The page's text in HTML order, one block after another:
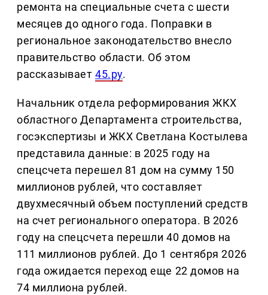
ремонта на специальные счета с шести
месяцев до одного года. Поправки в
региональное законодательство внесло
правительство области. Об этом
рассказывает45.ру.
Начальник отдела реформирования ЖКХ
областного Департамента строительства,
госэкспертизы и ЖКХ Светлана Костылева
представила данные: в 2025 году на
спецсчета перешел 81 дом на сумму 150
миллионов рублей, что составляет
двухмесячный объем поступлений средств
на счет регионального оператора. В 2026
году на спецсчета перешли 40 домов на
111 миллионов рублей. До 1 сентября 2026
года ожидается переход еще 22 домов на
74 миллиона рублей.